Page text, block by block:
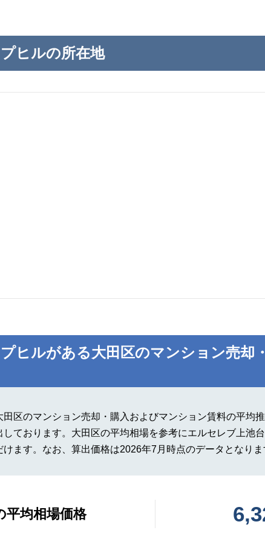
ヒルの所在地
ヒルがある大田区のマンション売却
区のマンション売却・購入およびマンション賃料の平均
ております。大田区の平均相場を参考にエルセレブ上池
ます。なお、算出価格は2026年7月時点のデータとなり
平均相場価格